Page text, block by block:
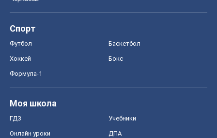
Спорт
Футбол Баскетбол
Хоккей Бокс
Формула-1
Моя школа
ГДЗ Учебники
Онлайн уроки ДПА